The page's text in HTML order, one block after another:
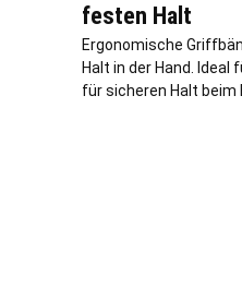
festen Halt
Ergonomische
Halt in der Hand. Ideal
für sicheren Halt beim